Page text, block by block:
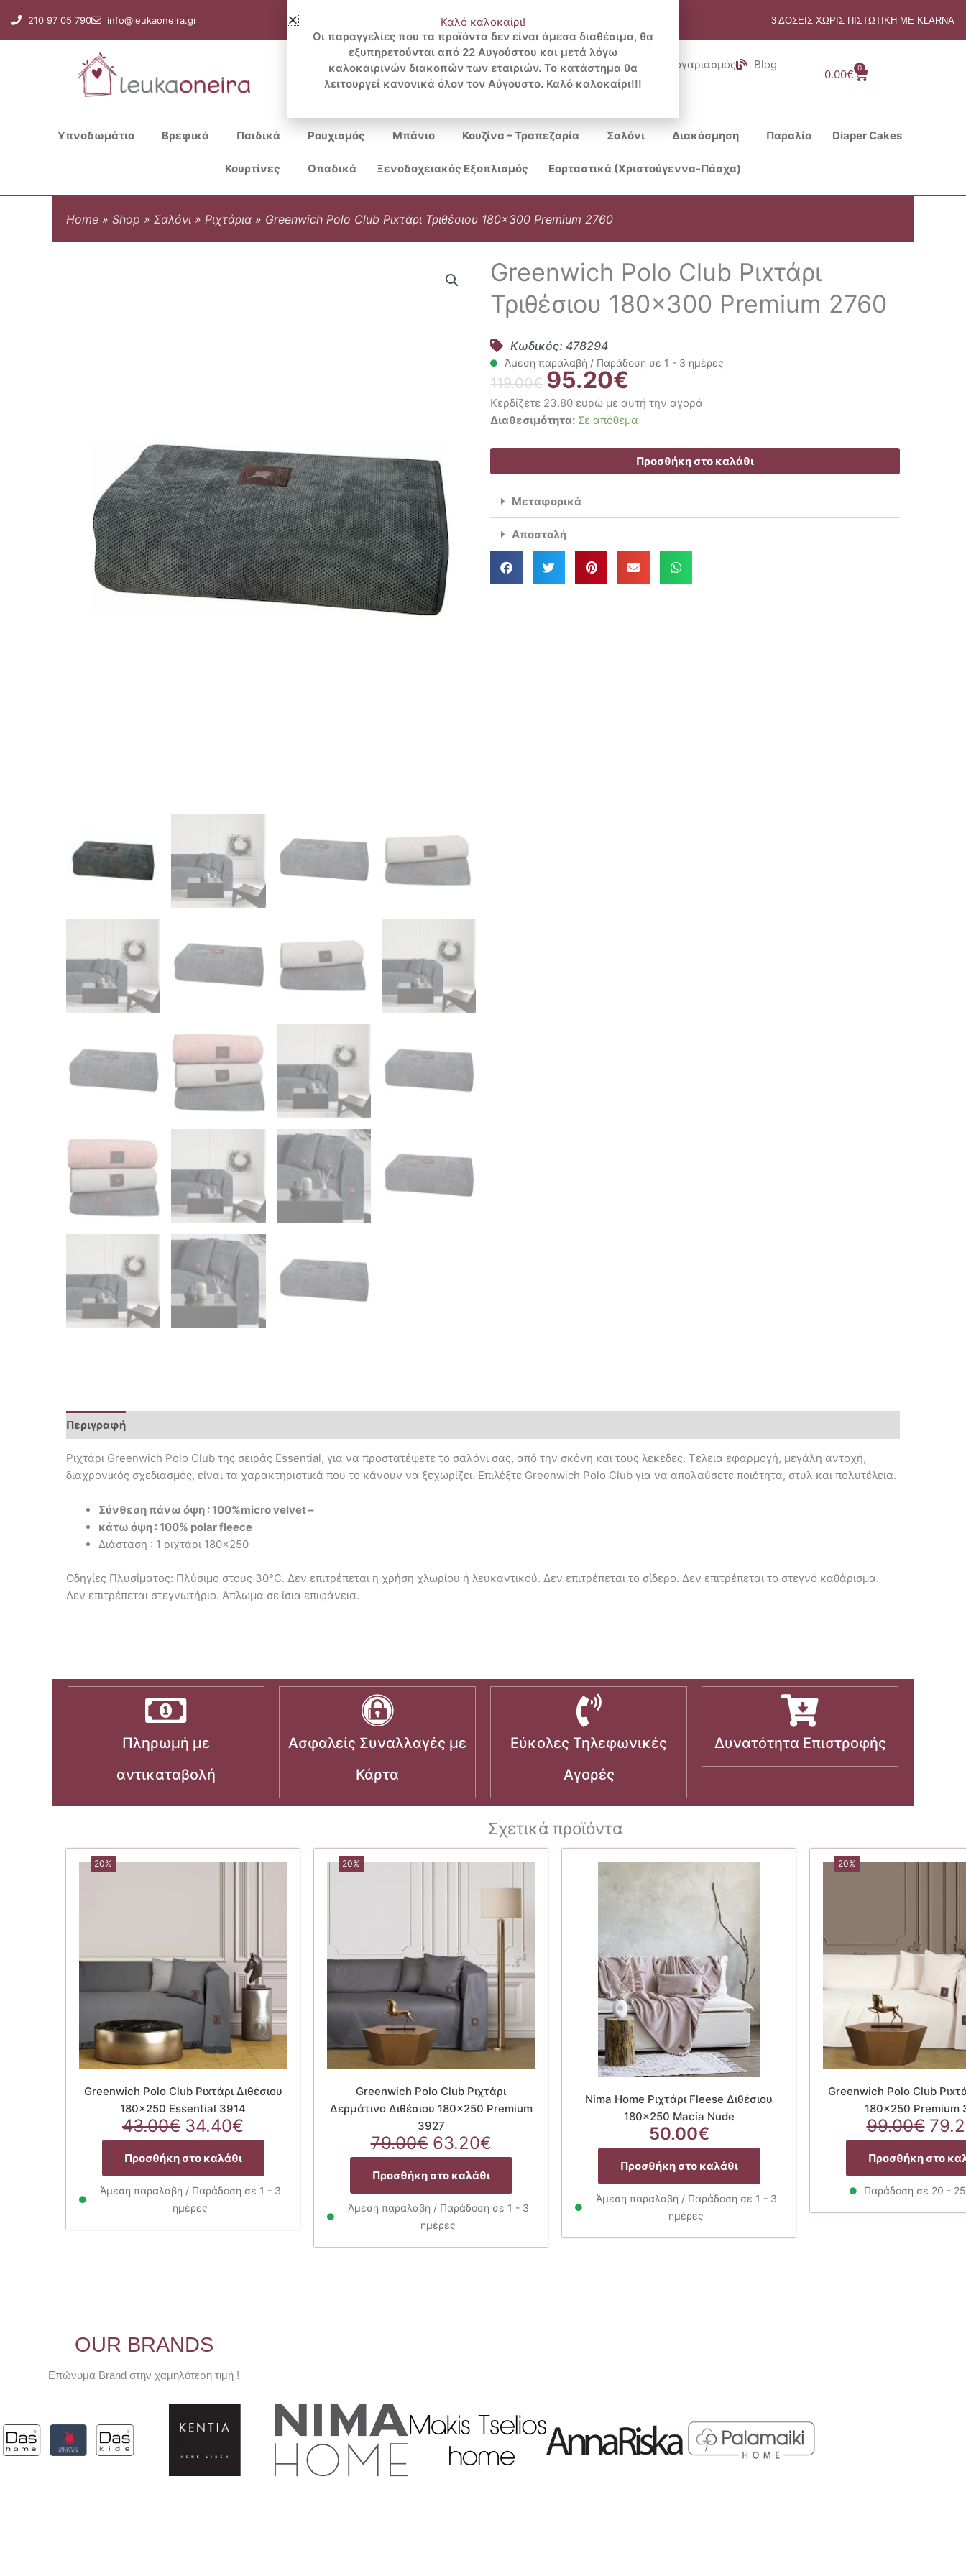
στο
περιεχόμενο
210 97 05 790 info@leukaoneira.gr 3 ΔΟΣΕΙΣ ΧΩΡΙΣ ΠΙΣΤΩΤΙΚΗ ΜΕ KLARNA
Search
...
Λογαριασμός Blog
0.00€
0
Cart
Υπνοδωμάτιο Βρεφικά Παιδικά Ρουχισμός Μπάνιο Κουζίνα – Τραπεζαρία Σαλόνι Διακόσμηση Παραλία Diaper Cakes
Κουρτίνες Οπαδικά Ξενοδοχειακός Εξοπλισμός Εορταστικά (Χριστούγεννα-Πάσχα)
Home » Shop » Σαλόνι » Ριχτάρια » Greenwich Polo Club Ριxτάρι Τριθέσιου 180×300 Premium 2760
Greenwich Polo Club Ριxτάρι
Τριθέσιου 180×300 Premium 2760
Κωδικός: 478294
Άμεση παραλαβή / Παράδοση σε 1 - 3 ημέρες
119.00€ Original
price
was:
119.00€.
95.20€
τρέχουσα
τιμή
95.20€.
Κερδίζετε 23.80 ευρώ με αυτή την αγορά
Διαθεσιμότητα: Σε απόθεμα
Greenwich
Club
Ριxτάρι
180×300
Premium
2760
Προσθήκη στο καλάθι
Μεταφορικά
Αποστολή
Περιγραφή
Ριχτάρι Greenwich Polo Club της σειράς Essential, για να προστατέψετε το σαλόνι σας, από την σκόνη και τους λεκέδες. Τέλεια εφαρμογή, μεγάλη αντοχή,
διαχρονικός σχεδιασμός, είναι τα χαρακτηριστικά που το κάνουν να ξεχωρίζει. Επιλέξτε Greenwich Polo Club για να απολαύσετε ποιότητα, στυλ και πολυτέλεια.
Σύνθεση πάνω όψη : 100%micro velvet –
κάτω όψη : 100% polar fleece
Διάσταση : 1 ριχτάρι 180×250
Οδηγίες Πλυσίματος: Πλύσιμο στους 30°C. Δεν επιτρέπεται η χρήση χλωρίου ή λευκαντικού. Δεν επιτρέπεται το σίδερο. Δεν επιτρέπεται το στεγνό καθάρισμα.
Δεν επιτρέπεται στεγνωτήριο. Άπλωμα σε ίσια επιφάνεια.
Πληρωμή με
αντικαταβολή
Ασφαλείς Συναλλαγές με
Κάρτα
Εύκολες Τηλεφωνικές
Αγορές
Δυνατότητα Επιστροφής
Σχετικά προϊόντα
20%
Greenwich Polo Club Ριxτάρι Διθέσιου
180×250 Essential 3914
43.00€ Original
price
was:
43.00€.
34.40€
τρέχουσα
είναι:
34.40€.
Προσθήκη στο καλάθι
Άμεση παραλαβή / Παράδοση σε 1 - 3
ημέρες
20%
Greenwich Polo Club Ριχτάρι
Δερμάτινο Διθέσιου 180×250 Premium
3927
79.00€ Original
price
was:
79.00€.
63.20€Η
τρέχουσα
είναι:
63.20€.
Προσθήκη στο καλάθι
Άμεση παραλαβή / Παράδοση σε 1 - 3
ημέρες
Nima Home Ριχτάρι Fleese Διθέσιου
180×250 Macia Nude
50.00€
Προσθήκη στο καλάθι
Άμεση παραλαβή / Παράδοση σε 1 - 3
ημέρες
20%
Greenwich Polo Club
180×250 Premium
99.00€
Προσθήκη στο
Παράδοση σε 20 -
OUR BRANDS
Επώνυμα Brand στην χαμηλότερη τιμή !
Καλό καλοκαίρι!
Οι παραγγελίες που τα προϊόντα δεν είναι άμεσα διαθέσιμα, θα
εξυπηρετούνται από 22 Αυγούστου και μετά λόγω
καλοκαιρινών διακοπών των εταιριών. Το κατάστημα θα
λειτουργεί κανονικά όλον τον Αύγουστο. Καλό καλοκαίρι!!!